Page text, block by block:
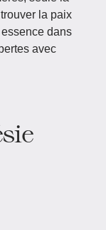
la paix
dans
avec